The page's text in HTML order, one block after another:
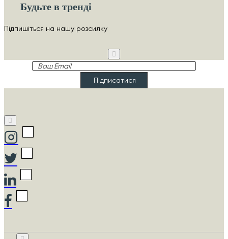
Будьте в тренді
Підпишіться на нашу розсилку
Ваш
Підписатися